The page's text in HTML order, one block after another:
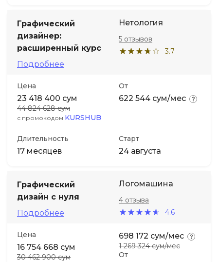
Графический
дизайнер:
расширенный курс
Подробнее
Нетология
3.7
5 отзывов
Цена
23 418 400 сум
44 824 628 сум
с промокодом KURSHUB
От
622 544 сум/мес
Длительность
17 месяцев
Старт
24 августа
Графический
дизайн с нуля
Подробнее
Логомашина
4.6
4 отзыва
Цена
16 754 668 сум
30 462 900 сум
От
698 172 сум/мес
1 269 324 сум/мес